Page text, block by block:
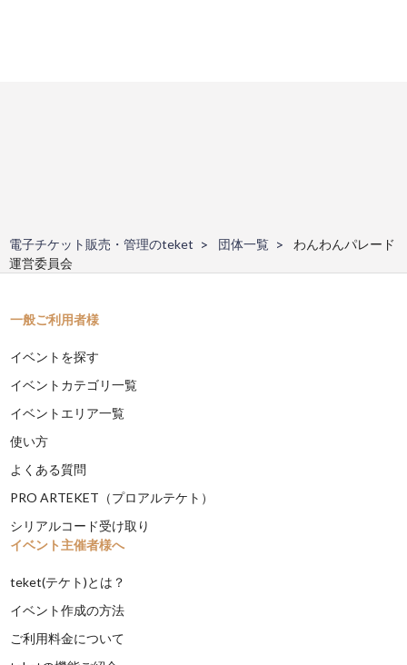
電子チケット販売・管理のteket 団体一覧
わんわんパレード
運営委員会
一般ご利用者様
イベントを探す
イベントカテゴリ一覧
イベントエリア一覧
使い方
よくある質問
PRO ARTEKET（プロアルテケト）
シリアルコード受け取り
イベント主催者様へ
teket(テケト)とは？
イベント作成の方法
ご利用料金について